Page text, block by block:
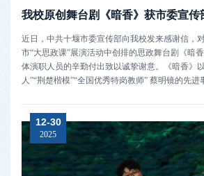
我校原创舞台剧《暗香》获市委宣传
近日，中共十堰市委宣传部向我校发来感谢信，
市“大思政课”展演活动中创排的思政舞台剧《暗
体演职人员的辛勤付出致以诚挚谢意。​《暗香》
人”“荆楚楷模”“全国优秀特岗教师” 蔡明镜的先进
的丰富内涵。作品秉持“以美育人、以文化人”理
形... 12-30
2025